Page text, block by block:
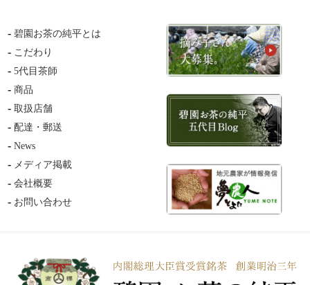
碧園お茶の純平とは
こだわり
5代目茶師
商品
取扱店舗
配達・郵送
News
メディア掲載
会社概要
お問い合わせ